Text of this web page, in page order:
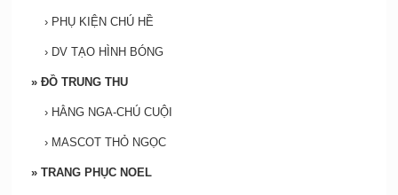
› PHỤ KIỆN CHÚ HỀ
› DV TẠO HÌNH BÓNG
» ĐỒ TRUNG THU
› HẰNG NGA-CHÚ CUỘI
› MASCOT THỎ NGỌC
» TRANG PHỤC NOEL